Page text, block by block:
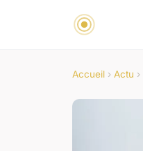
Accueil › Actu ›